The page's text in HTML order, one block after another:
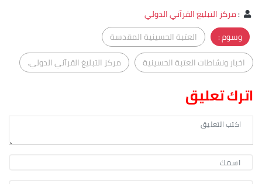
:مركز التبليغ القرآني الدولي
وسوم :
العتبة الحسينية المقدسة
اخبار ونشاطات العتبة الحسينية
مركز التبليغ القرآني الدولي.
اترك تعليق